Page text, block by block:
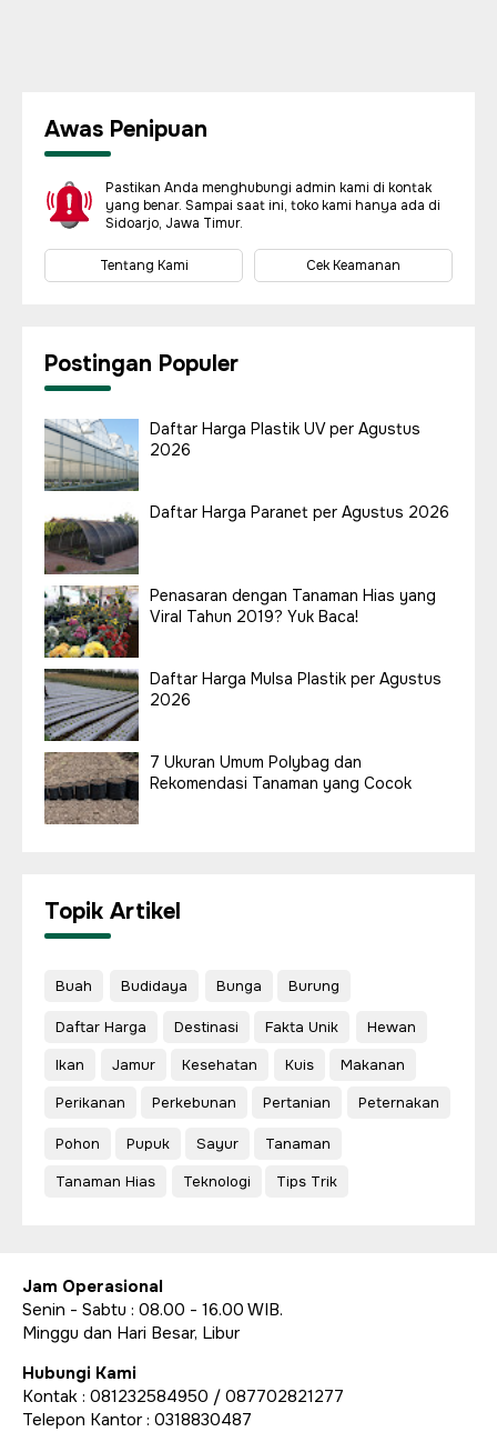
Awas Penipuan
Pastikan Anda menghubungi admin kami di kontak
yang benar. Sampai saat ini, toko kami hanya ada di
Sidoarjo, Jawa Timur.
Tentang Kami Cek Keamanan
Postingan Populer
Daftar Harga Plastik UV per Agustus
2026
Daftar Harga Paranet per Agustus 2026
Penasaran dengan Tanaman Hias yang
Viral Tahun 2019? Yuk Baca!
Daftar Harga Mulsa Plastik per Agustus
2026
7 Ukuran Umum Polybag dan
Rekomendasi Tanaman yang Cocok
Topik Artikel
Buah Budidaya Bunga Burung
Daftar Harga Destinasi Fakta Unik
Hewan
Ikan
Jamur Kesehatan Kuis
Makanan
Perikanan
Perkebunan Pertanian Peternakan
Pohon Pupuk Sayur
Tanaman
Tanaman Hias
Teknologi Tips Trik
Jam Operasional
Senin - Sabtu : 08.00 - 16.00 WIB.
Minggu dan Hari Besar, Libur
Hubungi Kami
Kontak : 081232584950 / 087702821277
Telepon Kantor : 0318830487